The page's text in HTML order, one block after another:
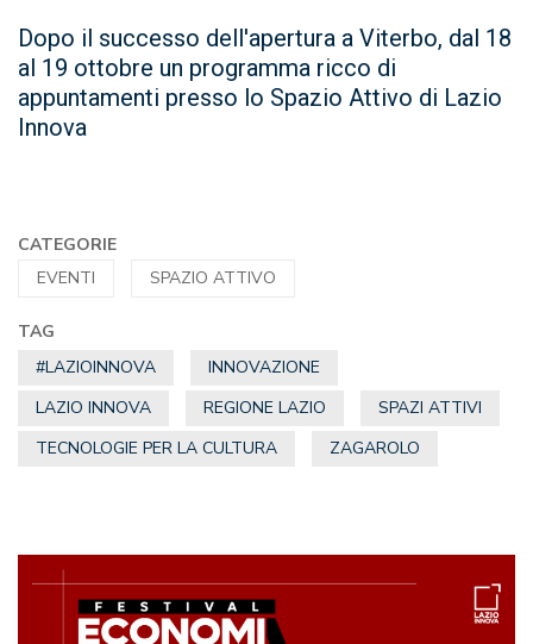
Dopo il successo dell'apertura a Viterbo, dal 18
al 19 ottobre un programma ricco di
appuntamenti presso lo Spazio Attivo di Lazio
Innova
CATEGORIE
EVENTI
SPAZIO ATTIVO
TAG
#LAZIOINNOVA
INNOVAZIONE
LAZIO INNOVA
REGIONE LAZIO
SPAZI ATTIVI
TECNOLOGIE PER LA CULTURA
ZAGAROLO